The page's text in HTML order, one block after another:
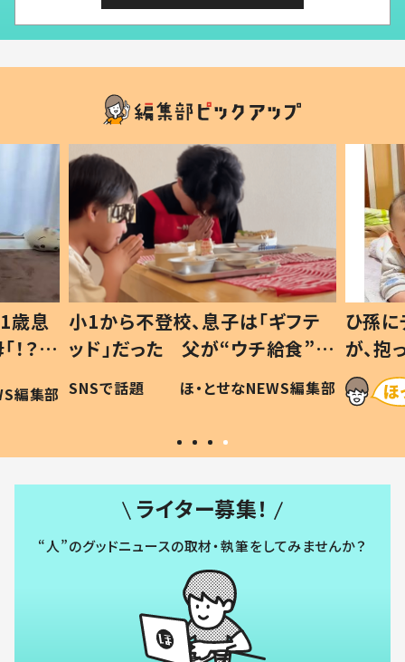
歳息
？」
編集部
小1から不登校、息子は「ギフテ
ッド」だった 父が“ウチ給食”を
作り続ける理由とは #令和の親
#令和の子
SNSで話題 ほ・とせなNEWS編集部
ひ孫
が、
「涙が
い」
ライター募集！
“人”のグッドニュースの取材・執筆をしてみませんか？